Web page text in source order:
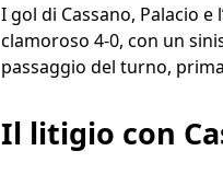
I gol di Cassano, Palacio
clamoroso 4-0, con un
passaggio del turno,
Il litigio con